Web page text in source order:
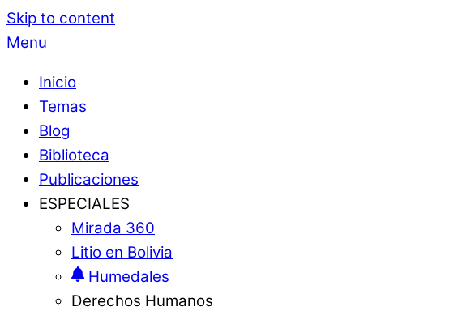
Skip to content
Menu
Inicio
Temas
Blog
Biblioteca
Publicaciones
ESPECIALES
Mirada 360
Litio en Bolivia
Humedales
Derechos Humanos